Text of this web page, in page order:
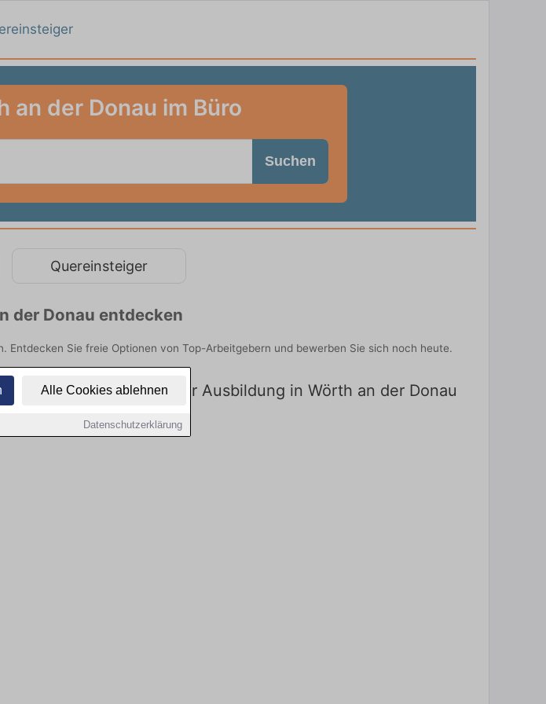
Alle Cookies ablehnen
Datenschutzerklärung
an der Donau im Büro
Suchen
Quereinsteiger
der Donau entdecken
Sie freie Optionen von Top-Arbeitgebern und bewerben Sie sich noch heute.
Stellenangebote für Ausbildung in Wörth an der Donau